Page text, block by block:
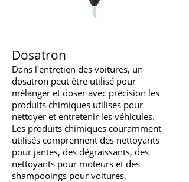
Dosatron
Dans l'entretien des voitures, un
dosatron peut être utilisé pour
mélanger et doser avec précision les
produits chimiques utilisés pour
nettoyer et entretenir les véhicules.
Les produits chimiques couramment
utilisés comprennent des nettoyants
pour jantes, des dégraissants, des
nettoyants pour moteurs et des
shampooings pour voitures.